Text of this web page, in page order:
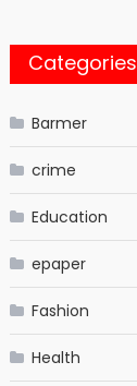
Categories
Barmer
crime
Education
epaper
Fashion
Health